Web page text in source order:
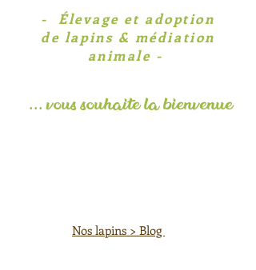
-​ Élevage et adoption
de lapins & médiation
animale -
... vous souhaite labienvenue
​Nos lapins > Blog